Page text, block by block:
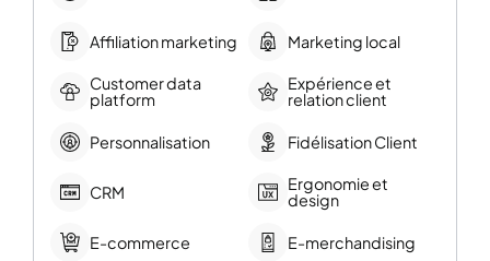
Affiliation marketing Marketing local
Customer data
platform
Expérience et
relation client
Personnalisation Fidélisation Client
CRM
Ergonomie et
design
E-commerce E-merchandising